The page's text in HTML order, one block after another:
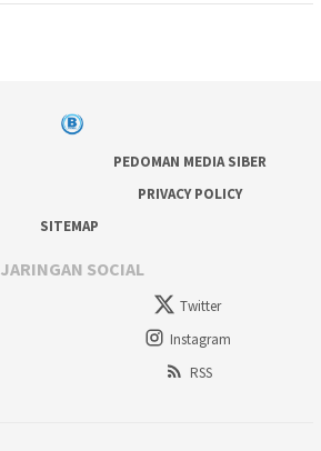
PEDOMAN MEDIA SIBER
PRIVACY POLICY
SITEMAP
JARINGAN SOCIAL
Twitter
Instagram
RSS